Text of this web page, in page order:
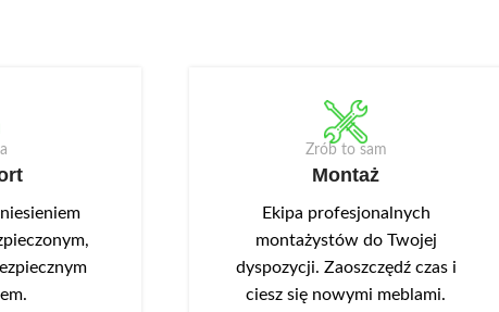
górnym.
komody, opcjonalnie dostępne jest
oświetlenie w postaci paska LED NEO-8, w
kolorze białym ciepłym, montowanego w
Zrób to sam
Montaż
Ekipa profesjonalnych
montażystów do Twojej
dyspozycji. Zaoszczędź czas i
ciesz się nowymi meblami.